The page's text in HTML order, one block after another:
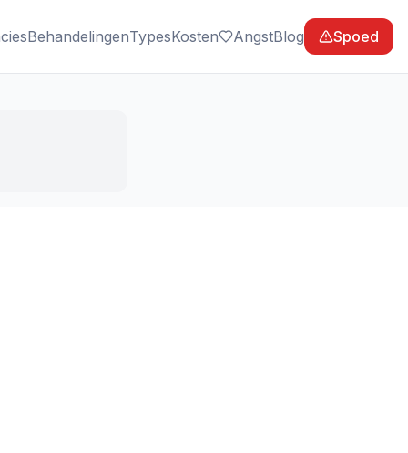
BehandelingenTypesKosten AngstBlog Spoed